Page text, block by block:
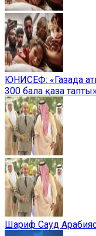
ЮНИСЕФ: «Газада
300 бала қаза тапты»
Шариф Сауд